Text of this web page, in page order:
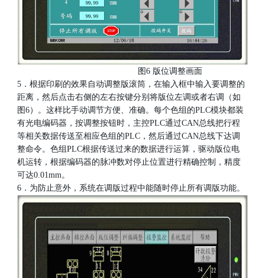
图6 版位调整画面
5．根据印刷的效果自动调整版滚筒，在输入框中输入要调整的
距离，然后点击右侧的左右按键分别将版位左调或者右调（如
图6）。这样比手动调节方便、准确。每个色组的PLC模块都装
有光电编码器，按调整按钮时，主控PLC通过CAN总线把行程
等相关数据传送至相应色组的PLC，然后通过CAN总线下达调
整命令。色组PLC根据传送过来的数据进行运算，驱动版位电
机运转，根据编码器的脉冲数对停止位置进行精确控制，精度
可达0.01mm。
6．为防止意外，系统在调版过程中能随时停止所有调版功能。